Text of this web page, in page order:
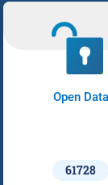
Open Data
61728